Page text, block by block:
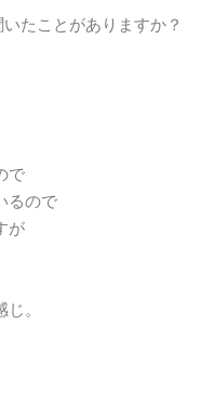
たことがありますか？
で
るので
が
。